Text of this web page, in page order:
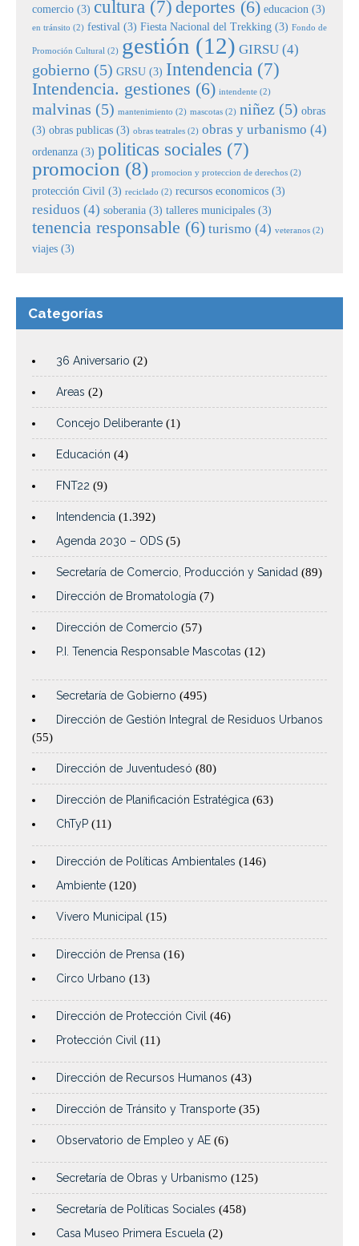
comercio (3) cultura (7) deportes (6) educacion (3)
en tránsito (2) festival (3) Fiesta Nacional del Trekking (3) Fondo de
Promoción Cultural (2) gestión (12) GIRSU (4)
gobierno (5) GRSU (3) Intendencia (7)
Intendencia. gestiones (6) intendente (2)
malvinas (5) mantenimiento (2) mascotas (2) niñez (5) obras
(3) obras publicas (3) obras teatrales (2) obras y urbanismo (4)
ordenanza (3) politicas sociales (7)
promocion (8) promocion y proteccion de derechos (2)
protección Civil (3) reciclado (2) recursos economicos (3)
residuos (4) soberania (3) talleres municipales (3)
tenencia responsable (6) turismo (4) veteranos (2)
viajes (3)
Categorías
36 Aniversario (2)
Areas (2)
Concejo Deliberante (1)
Educación (4)
FNT22 (9)
Intendencia (1.392)
Agenda 2030 – ODS (5)
Secretaría de Comercio, Producción y Sanidad (89)
Dirección de Bromatología (7)
Dirección de Comercio (57)
P.I. Tenencia Responsable Mascotas (12)
Secretaría de Gobierno (495)
Dirección de Gestión Integral de Residuos Urbanos
(55)
Dirección de Juventudesó (80)
Dirección de Planificación Estratégica (63)
ChTyP (11)
Dirección de Políticas Ambientales (146)
Ambiente (120)
Vivero Municipal (15)
Dirección de Prensa (16)
Circo Urbano (13)
Dirección de Protección Civil (46)
Protección Civil (11)
Dirección de Recursos Humanos (43)
Dirección de Tránsito y Transporte (35)
Observatorio de Empleo y AE (6)
Secretaría de Obras y Urbanismo (125)
Secretaría de Políticas Sociales (458)
Casa Museo Primera Escuela (2)